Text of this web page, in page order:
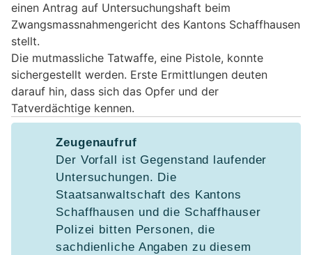
einen Antrag auf Untersuchungshaft beim
Zwangsmassnahmengericht des Kantons Schaffhausen
stellt.
Die mutmassliche Tatwaffe, eine Pistole, konnte
sichergestellt werden. Erste Ermittlungen deuten
darauf hin, dass sich das Opfer und der
Tatverdächtige kennen.
Zeugenaufruf
Der Vorfall ist Gegenstand laufender
Untersuchungen. Die
Staatsanwaltschaft des Kantons
Schaffhausen und die Schaffhauser
Polizei bitten Personen, die
sachdienliche Angaben zu diesem